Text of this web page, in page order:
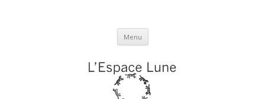
Menu Aller
contenu